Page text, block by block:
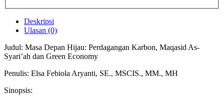
Deskripsi
Ulasan (0)
Judul: Masa Depan Hijau: Perdagangan Karbon, Maqasid As-
Syari’ah dan Green Economy
Penulis: Elsa Febiola Aryanti, SE., MSCIS., MM., MH
Sinopsis: